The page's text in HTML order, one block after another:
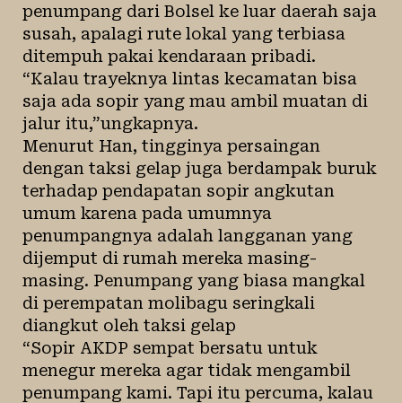
penumpang dari Bolsel ke luar daerah saja
susah, apalagi rute lokal yang terbiasa
ditempuh pakai kendaraan pribadi.
“Kalau trayeknya lintas kecamatan bisa
saja ada sopir yang mau ambil muatan di
jalur itu,”ungkapnya.
Menurut Han, tingginya persaingan
dengan taksi gelap juga berdampak buruk
terhadap pendapatan sopir angkutan
umum karena pada umumnya
penumpangnya adalah langganan yang
dijemput di rumah mereka masing-
masing. Penumpang yang biasa mangkal
di perempatan molibagu seringkali
diangkut oleh taksi gelap
“Sopir AKDP sempat bersatu untuk
menegur mereka agar tidak mengambil
penumpang kami. Tapi itu percuma, kalau